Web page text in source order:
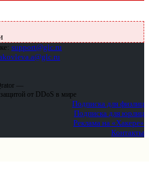
support@glc.ru
—
от DDoS в мире
Подписка для физлиц
Подписка для юрлиц
Реклама на «Хакере»
Контакты